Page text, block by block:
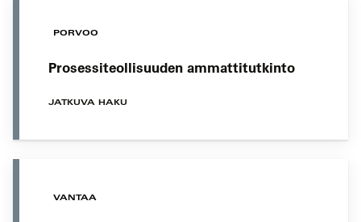
PORVOO
Prosessiteollisuuden ammattitutkinto
JATKUVA HAKU
VANTAA